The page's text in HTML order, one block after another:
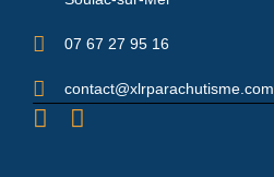
07 67 27 95 16
contact@xlrparachutisme.com